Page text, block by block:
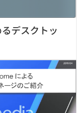
デスクトッ